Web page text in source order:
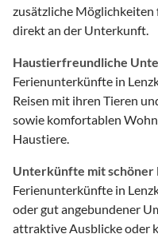
zusätzliche
direkt an der Unterkunft.
Haustierfreundliche
Ferienunterkünfte in
Reisen mit ihren Tieren
sowie komfortablen
Haustiere.
Unterkünfte mit schöner
Ferienunterkünfte in
oder gut angebundener
attraktive Ausblicke oder